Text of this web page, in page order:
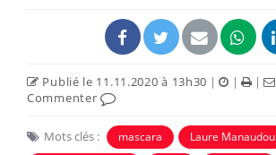
Publié le 11.11.2020 à 13h30 | | |
Commenter
Mots clés : mascara
Laure Manaudou